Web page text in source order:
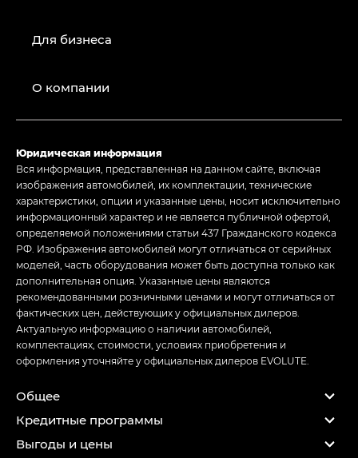
Для бизнеса
О компании
Юридическая информация
Вся информация, представленная на данном сайте, включая
изображения автомобилей, их комплектации, технические
характеристики, опции и указанные цены, носит исключительно
информационный характер и не является публичной офертой,
определяемой положениями статьи 437 Гражданского кодекса
РФ. Изображения автомобилей могут отличаться от серийных
моделей, часть оборудования может быть доступна только как
дополнительная опция. Указанные цены являются
рекомендованными розничными ценами и могут отличаться от
фактических цен, действующих у официальных дилеров.
Актуальную информацию о наличии автомобилей,
комплектациях, стоимости, условиях приобретения и
оформления уточняйте у официальных дилеров EVOLUTE.
Общее
Кредитные программы
Выгоды и цены